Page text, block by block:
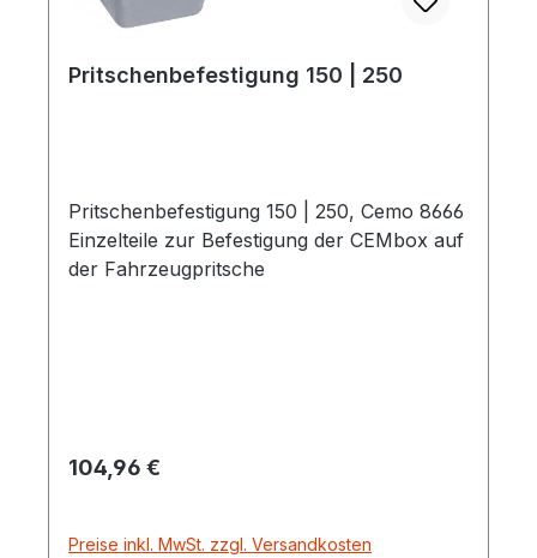
Pritschenbefestigung 150 | 250
Pritschenbefestigung 150 | 250, Cemo 8666
Einzelteile zur Befestigung der CEMbox auf
der Fahrzeugpritsche
Regulärer Preis:
104,96 €
Preise inkl. MwSt. zzgl. Versandkosten